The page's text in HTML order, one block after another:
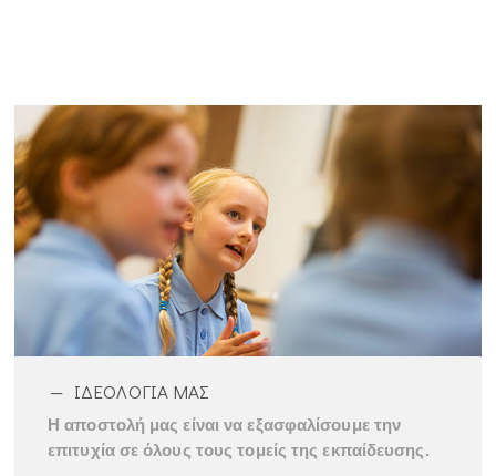
ΙΔΕΟΛΟΓΙΑ ΜΑΣ
Η αποστολή μας είναι να εξασφαλίσουμε την
επιτυχία σε όλους τους τομείς της εκπαίδευσης.